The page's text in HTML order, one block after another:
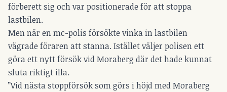
förberett sig och var positionerade för att stoppa
lastbilen.
Men när en mc-polis försökte vinka in lastbilen
vägrade föraren att stanna. Istället väljer polisen ett
göra ett nytt försök vid Moraberg där det hade kunnat
sluta riktigt illa.
”Vid nästa stoppförsök som görs i höjd med Moraberg